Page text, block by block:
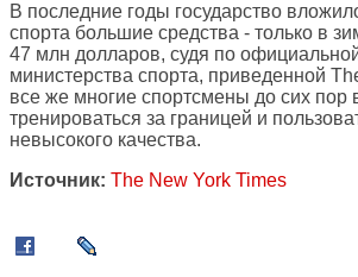
В последние годы государство
спорта большие средства - только в
47 млн долларов, судя по официальной
министерства спорта, приведенной
все же многие спортсмены до сих
тренироваться за границей и
невысокого качества.
Источник: The New York Times